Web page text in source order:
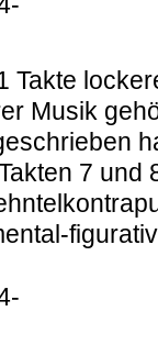
Takte
Musik
7 und